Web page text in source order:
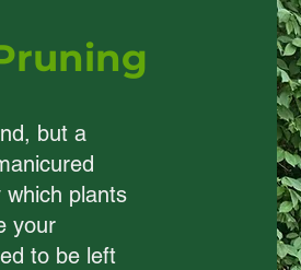
but a
plants
your
to be left